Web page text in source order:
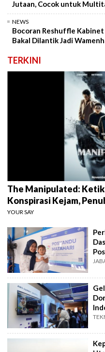
Jutaan, Cocok untuk
NEWS
Bocoran Reshuffle
Bakal Dilantik Jadi
TERKINI
The Manipulated:
Konspirasi Kejam,
YOUR SAY